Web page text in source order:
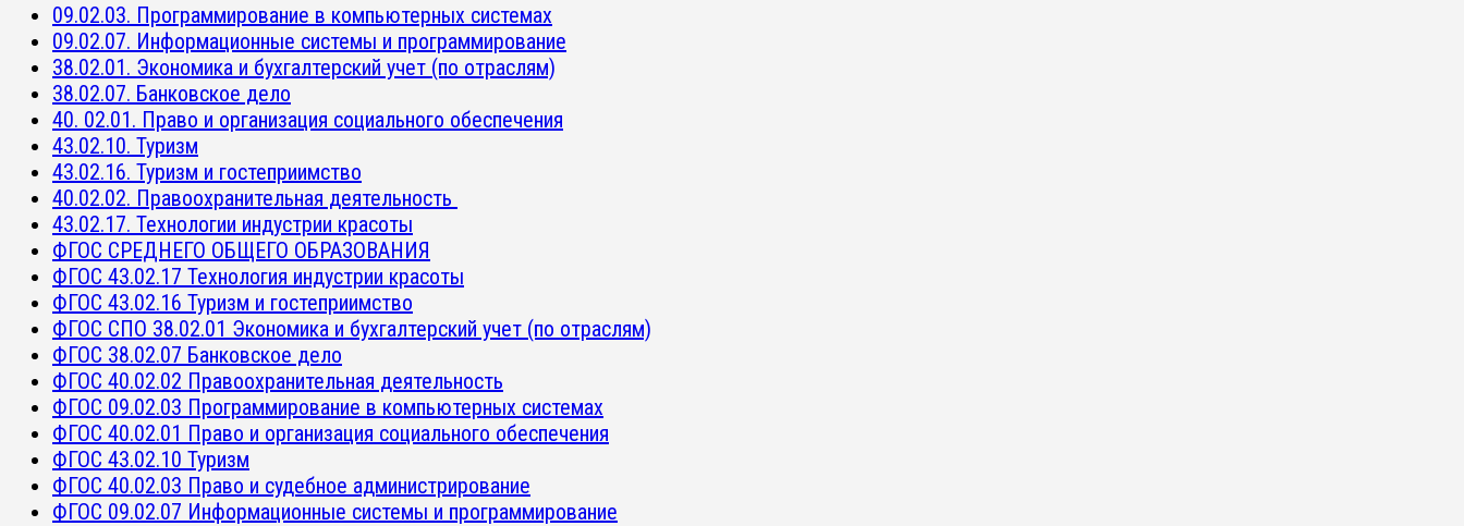
09.02.03. Программирование в компьютерных системах
09.02.07. Информационные системы и программирование
38.02.01. Экономика и бухгалтерский учет (по отраслям)
38.02.07. Банковское дело
40. 02.01. Право и организация социального обеспечения
43.02.10. Туризм
43.02.16. Туризм и гостеприимство
40.02.02. Правоохранительная деятельность
43.02.17. Технологии индустрии красоты
ФГОС СРЕДНЕГО ОБЩЕГО ОБРАЗОВАНИЯ
ФГОС 43.02.17 Технология индустрии красоты
ФГОС 43.02.16 Туризм и гостеприимство
ФГОС СПО 38.02.01 Экономика и бухгалтерский учет (по отраслям)
ФГОС 38.02.07 Банковское дело
ФГОС 40.02.02 Правоохранительная деятельность
ФГОС 09.02.03 Программирование в компьютерных системах
ФГОС 40.02.01 Право и организация социального обеспечения
ФГОС 43.02.10 Туризм
ФГОС 40.02.03 Право и судебное администрирование
ФГОС 09.02.07 Информационные системы и программирование